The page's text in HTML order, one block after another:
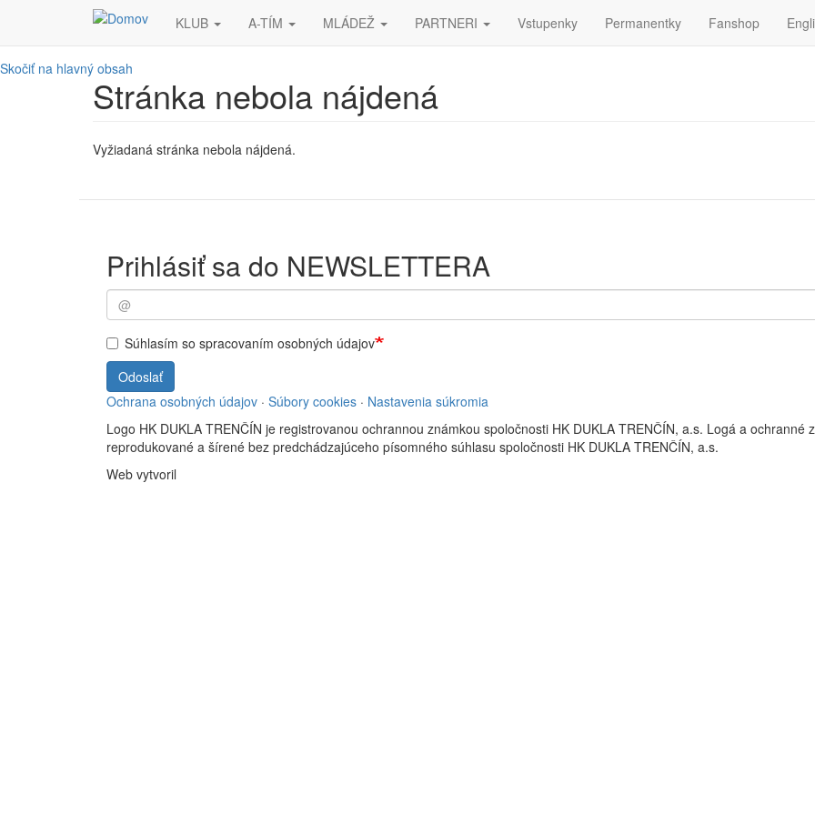
Skočiť na hlavný obsah
KLUB A-TÍM MLÁDEŽ PARTNERI Vstupenky Permanentky Fanshop
Stránka nebola nájdená
Vyžiadaná stránka nebola nájdená.
Prihlásiť sa do NEWSLETTERA
Súhlasím so spracovaním osobných údajov
Odoslať
Ochrana osobných údajov · Súbory cookies · Nastavenia súkromia
Logo HK DUKLA TRENČÍN je registrovanou ochrannou známkou spoločnosti HK DUKLA TRENČÍN, a.s. Logá a ochranné
reprodukované a šírené bez predchádzajúceho písomného súhlasu spoločnosti HK DUKLA TRENČÍN, a.s.
Web vytvoril